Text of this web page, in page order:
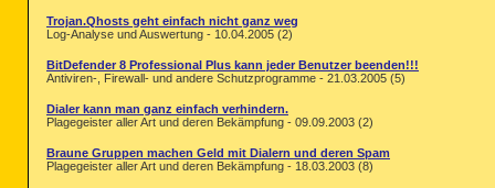
Trojan.Qhosts geht einfach nicht ganz weg
Log-Analyse und Auswertung - 10.04.2005 (2)
BitDefender 8 Professional Plus kann jeder Benutzer beenden!!!
Antiviren-, Firewall- und andere Schutzprogramme - 21.03.2005 (5)
Dialer kann man ganz einfach verhindern.
Plagegeister aller Art und deren Bekämpfung - 09.09.2003 (2)
Braune Gruppen machen Geld mit Dialern und deren Spam
Plagegeister aller Art und deren Bekämpfung - 18.03.2003 (8)